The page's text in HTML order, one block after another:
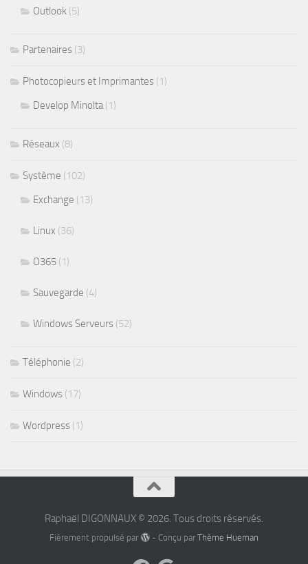
Outlook (5)
Partenaires (3)
Photocopieurs et Imprimantes (1)
Develop Minolta(1)
Réseaux (8)
Système (102)
Exchange (13)
Linux (36)
O365 (1)
Sauvegarde (4)
Windows Serveurs (52)
Téléphonie (2)
Windows (17)
Wordpress (1)
Raphaël DIGONNAUX © 2026. Tous droits réservés.
Fièrement propulsé par - Conçu par Thème Hueman